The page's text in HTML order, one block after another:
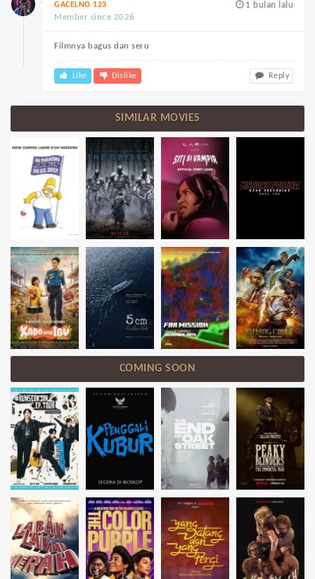
1 bulan lalu
GACELNO 123
Member since 2026
Filmnya bagus dan seru
Like Dislike Reply
SIMILAR MOVIES
COMING SOON